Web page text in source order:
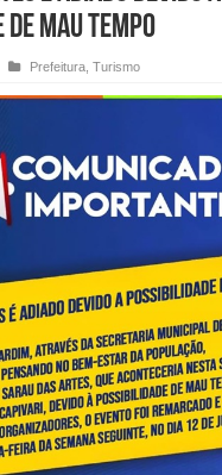
Mau Tempo
Prefeitura ,Turismo